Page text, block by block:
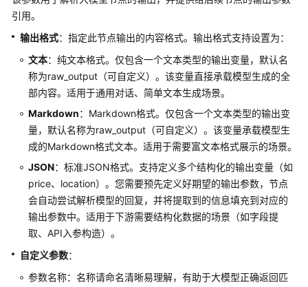
作
使
限
制
工
作
流
建
范
式
搭
建
工
作
引用。
输出格式：指定此节点输出的内容格式。输出格式支持设置为：
文本：纯文本格式。仅包含一个文本类型的输出变量，默认名
称为raw_output（可自定义）。该变量直接承载模型生成的全
部内容。适用于通用对话、简单文本生成场景。
Markdown：Markdown格式。仅包含一个文本类型的输出变
量，默认名称为raw_output（可自定义）。该变量承载模型生
成的Markdown格式文本。适用于需要富文本格式展示的场景。
JSON：标准JSON格式。支持定义多个结构化的输出变量（如
price、location）。您需要预先定义好期望的输出参数，节点
会自动尝试解析模型的回复，并将提取到的信息填充到对应的
输出参数中。适用于下游需要结构化数据的场景（如字段提
取、API入参构造）。
自定义参数：
参数名称：名称请命名清晰易理解，有助于大模型正确返回匹